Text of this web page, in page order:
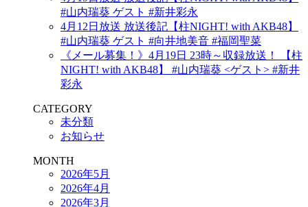
#山内瑞葵 ゲスト #新井彩永
4月12日放送 放送後記【柱NIGHT! with AKB48】
#山内瑞葵 ゲスト #向井地美音 #福岡聖菜
《メール募集！》4月19日 23時～収録放送！ 【柱
NIGHT! with AKB48】 #山内瑞葵 <ゲスト> #新井
彩永
CATEGORY
未分類
お知らせ
MONTH
2026年5月
2026年4月
2026年3月